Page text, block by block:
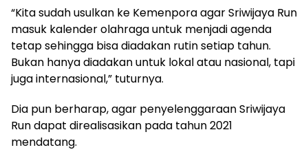
“Kita sudah usulkan ke Kemenpora agar Sriwijaya Run
masuk kalender olahraga untuk menjadi agenda
tetap sehingga bisa diadakan rutin setiap tahun.
Bukan hanya diadakan untuk lokal atau nasional, tapi
juga internasional,” tuturnya.
Dia pun berharap, agar penyelenggaraan Sriwijaya
Run dapat direalisasikan pada tahun 2021
mendatang.